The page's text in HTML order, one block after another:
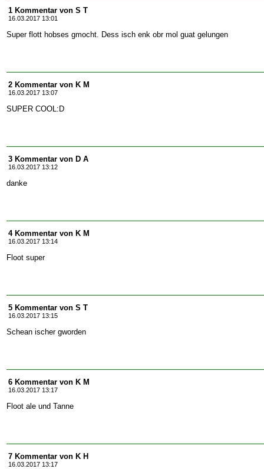
1 Kommentar von S T
16.03.2017 13:01
Super flott hobses gmocht. Dess isch enk obr mol guat gelungen
2 Kommentar von K M
16.03.2017 13:07
SUPER COOL:D
3 Kommentar von D A
16.03.2017 13:12
danke
4 Kommentar von K M
16.03.2017 13:14
Floot super
5 Kommentar von S T
16.03.2017 13:15
Schean ischer gworden
6 Kommentar von K M
16.03.2017 13:17
Floot ale und Tanne
7 Kommentar von K H
16.03.2017 13:17